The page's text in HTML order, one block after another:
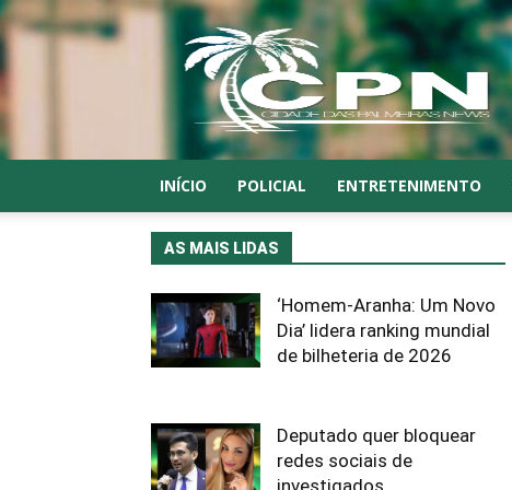
CPN
INÍCIO POLICIAL ENTRETENIMENTO
AS MAIS LIDAS
‘Homem-Aranha: Um Novo
Dia’ lidera ranking mundial
de bilheteria de 2026
Deputado quer bloquear
redes sociais de
investigados